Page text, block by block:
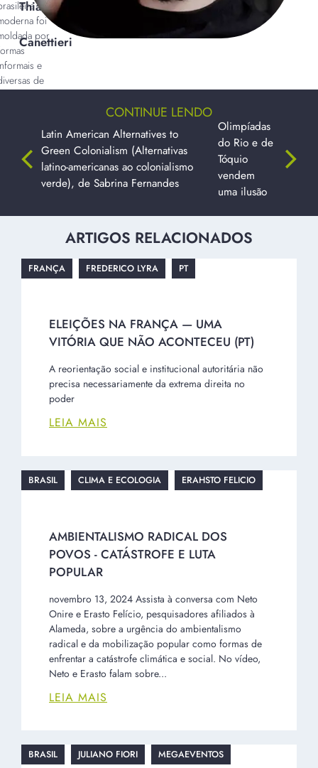
Thiago
Canettieri
foi
por
e
de
por
e
CONTINUE LENDO
Latin American Alternatives to
Green Colonialism (Alternativas
latino-americanas ao colonialismo
verde), de Sabrina Fernandes
Olimpíadas
do Rio e de
Tóquio
vendem
uma ilusão
ARTIGOS RELACIONADOS
FRANÇA FREDERICO LYRA PT
ELEIÇÕES NA FRANÇA — UMA
VITÓRIA QUE NÃO ACONTECEU (PT)
A reorientação social e institucional autoritária não
precisa necessariamente da extrema direita no
poder
LEIA MAIS
BRASIL CLIMA E ECOLOGIA ERAHSTO FELICIO
AMBIENTALISMO RADICAL DOS
POVOS - CATÁSTROFE E LUTA
POPULAR
novembro 13, 2024 Assista à conversa com Neto
Onire e Erasto Felício, pesquisadores afiliados à
Alameda, sobre a urgência do ambientalismo
radical e da mobilização popular como formas de
enfrentar a catástrofe climática e social. No vídeo,
Neto e Erasto falam sobre...
LEIA MAIS
BRASIL JULIANO FIORI MEGAEVENTOS